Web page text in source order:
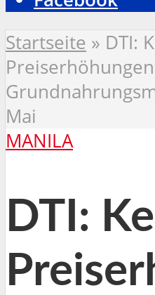
Startseite » DTI:
Mai
MANILA
DTI: